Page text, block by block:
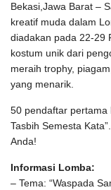
Bekasi,Jawa Barat –
kreatif muda dalam
diadakan pada 22-29
kostum unik dari
meraih trophy,
yang menarik.
50 pendaftar pertama
Tasbih Semesta
Anda!
Informasi Lomba:
– Tema: “Waspada